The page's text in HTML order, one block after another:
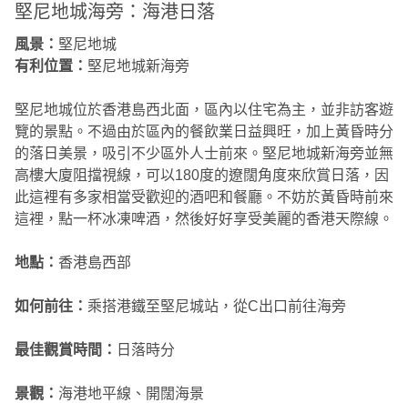
堅尼地城海旁：海港日落
風景： 堅尼地城
有利位置： 堅尼地城新海旁
堅尼地城位於香港島西北面，區內以住宅為主，並非訪客遊
覽的景點。不過由於區內的餐飲業日益興旺，加上黃昏時分
的落日美景，吸引不少區外人士前來。堅尼地城新海旁並無
高樓大廈阻擋視線，可以180度的遼闊角度來欣賞日落，因
此這裡有多家相當受歡迎的酒吧和餐廳。不妨於黃昏時前來
這裡，點一杯冰凍啤酒，然後好好享受美麗的香港天際線。
地點： 香港島西部
如何前往： 乘搭港鐵至堅尼城站，從C出口前往海旁
最佳觀賞時間： 日落時分
景觀： 海港地平線、開闊海景